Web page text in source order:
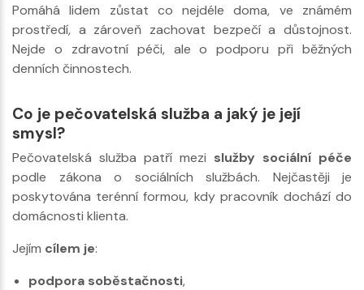
Pomáhá lidem zůstat co nejdéle doma, ve známém
prostředí, a zároveň zachovat bezpečí a důstojnost.
Nejde o zdravotní péči, ale o podporu při běžných
denních činnostech.
Co je pečovatelská služba a jaký je její
smysl?
Pečovatelská služba patří mezi služby sociální péče
podle zákona o sociálních službách. Nejčastěji je
poskytována terénní formou, kdy pracovník dochází do
domácnosti klienta.
Jejím cílem je:
podpora soběstačnosti,